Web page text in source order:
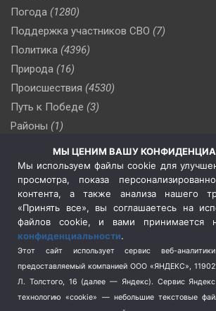
Погода (1280)
Поддержка участников СВО (7)
Политика (4396)
Природа (16)
Происшествия (4530)
Путь к Победе (3)
Районы (1)
(510)
Сельское хозяйство (3)
Социальная политика
(3)
Спецоперация в Украине
Спецоперация на Украине
(404)
Спорт (740)
Терроризм (1)
Транспорт (262)
МЫ ЦЕНИМ ВАШУ
Мы используем файлы cookie для
просмотра, показа
контента, а также анализа нашего
«Принять все», вы соглашаетесь на
файлов cookie, и вами
конфиденциальности.
Этот сайт использует сервис веб-
предоставляемый компанией ООО «ЯНДЕКС»,
Л. Толстого, 16 (далее — Яндекс). Сервис Яндекс
технологию «cookie» — небольшие текстовые